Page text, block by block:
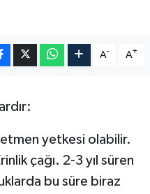
A- A+
yetkesi olabilir.
çağı. 2-3 yıl süren
bu süre biraz